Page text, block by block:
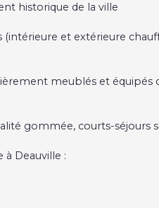
historique de la ville
et extérieure
meublés et équipés
gommée, courts-séjours
à Deauville :